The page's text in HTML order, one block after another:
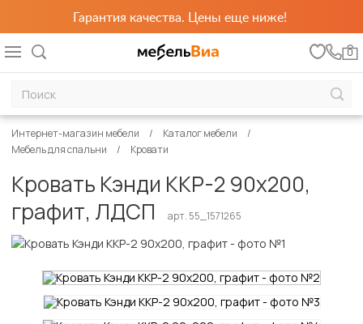
Гарантия качества. Цены еще ниже!
0
Интернет-магазин мебели
Каталог мебели
Мебель для спальни
Кровати
Кровать Кэнди ККР-2 90х200,
графит, ЛДСП
арт. 55_1571265